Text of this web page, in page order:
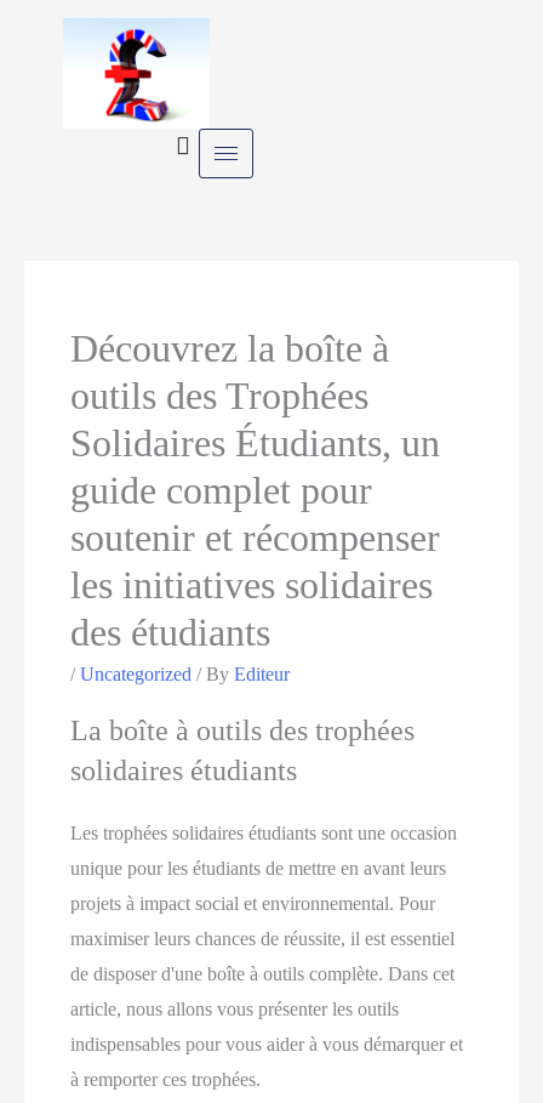
Découvrez la boîte à
outils des Trophées
Solidaires Étudiants, un
guide complet pour
soutenir et récompenser
les initiatives solidaires
des étudiants
/Uncategorized / ByEditeur
La boîte à outils des trophées
solidaires étudiants
Les trophées solidaires étudiants sont une occasion
unique pour les étudiants de mettre en avant leurs
projets à impact social et environnemental. Pour
maximiser leurs chances de réussite, il est essentiel
de disposer d'une boîte à outils complète. Dans cet
article, nous allons vous présenter les outils
indispensables pour vous aider à vous démarquer et
à remporter ces trophées.